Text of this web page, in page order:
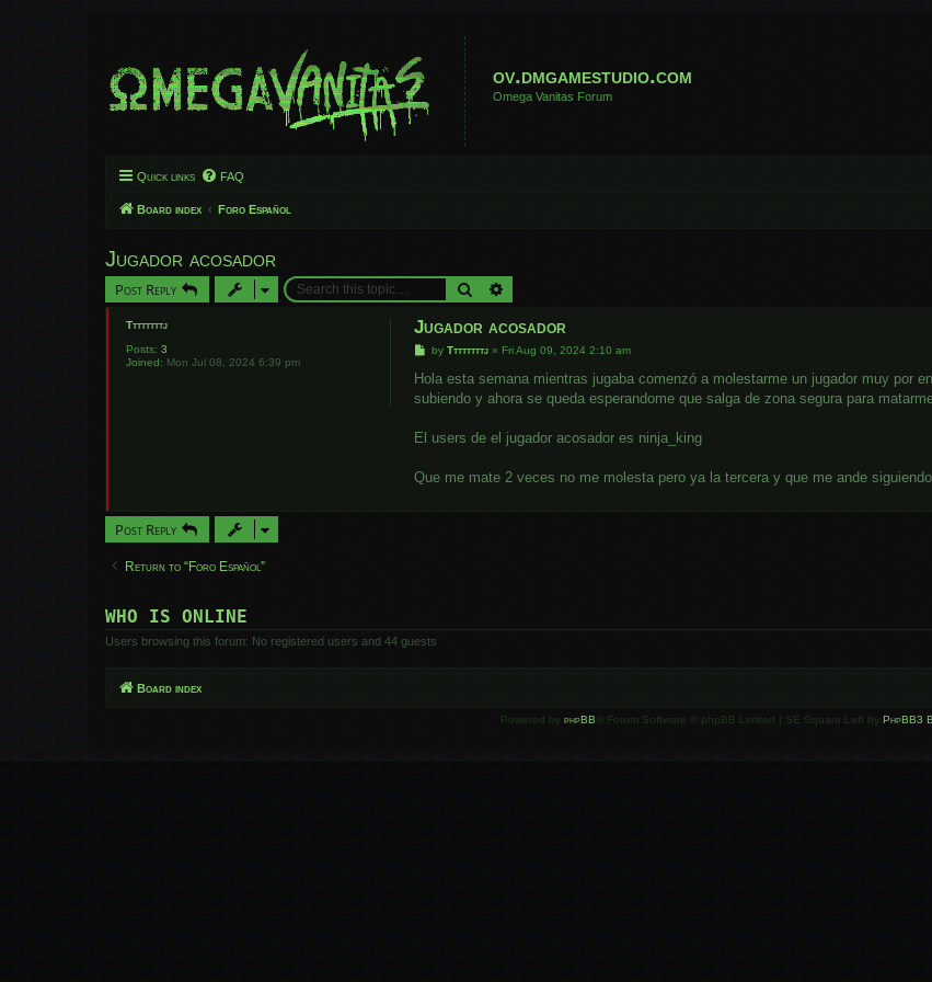
ov.dmgamestudio.com
Omega Vanitas Forum
Quick links FAQ
Board index Foro Español
Jugador acosador
Post Reply Search
Ttttttttj
Posts: 3
Joined: Mon Jul 08, 2024 6:39 pm
Jugador acosador
P
s
byTtttttttj » Fri Aug 09, 2024 2:10 am
Hola esta semana mientras jugaba comenzó a molestarme un jugador muy por
subiendo y ahora se queda esperandome que salga de zona segura para
El users de el jugador acosador es ninja_king
Que me mate 2 veces no me molesta pero ya la tercera y que me ande
Post Reply
Return to “Foro Español”
WHO IS ONLINE
Users browsing this forum: No registered users and 44 guests
Board index
Powered by phpBB ® Forum Software © phpBB Limited | SE Square Left by PhpBB3